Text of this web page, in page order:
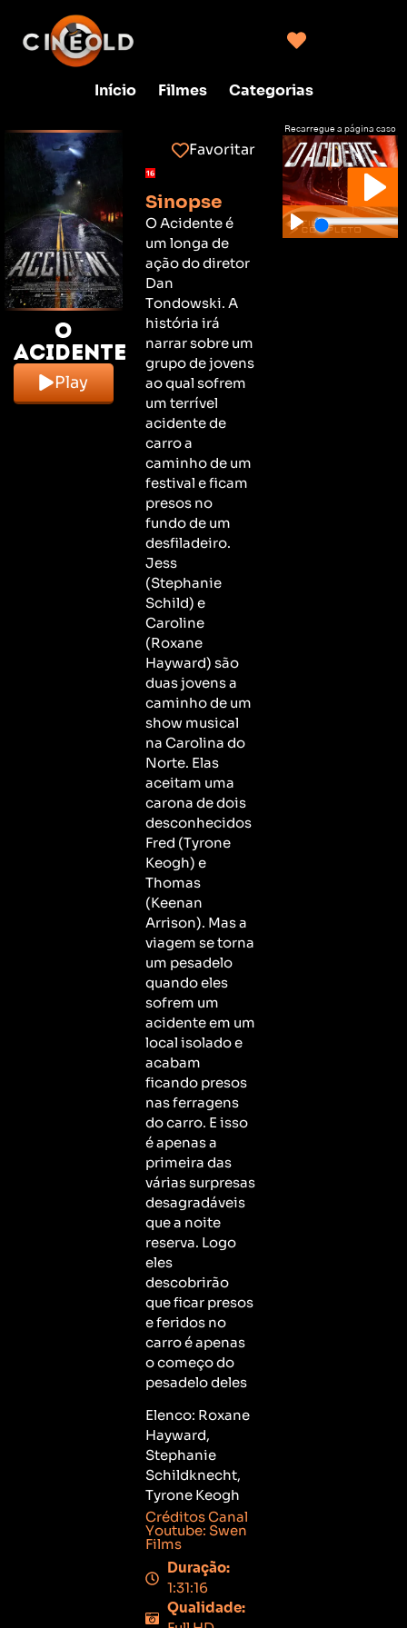
Início Filmes Categorias
O
Acidente
Play
Favoritar
Sinopse
O Acidente é
um longa de
ação do diretor
Dan
Tondowski. A
história irá
narrar sobre um
grupo de jovens
ao qual sofrem
um terrível
acidente de
carro a
caminho de um
festival e ficam
presos no
fundo de um
desfiladeiro.
Jess
(Stephanie
Schild) e
Caroline
(Roxane
Hayward) são
duas jovens a
caminho de um
show musical
na Carolina do
Norte. Elas
aceitam uma
carona de dois
desconhecidos
Fred (Tyrone
Keogh) e
Thomas
(Keenan
Arrison). Mas a
viagem se torna
um pesadelo
quando eles
sofrem um
acidente em um
local isolado e
acabam
ficando presos
nas ferragens
do carro. E isso
é apenas a
primeira das
várias surpresas
desagradáveis
que a noite
reserva. Logo
eles
descobrirão
que ficar presos
e feridos no
carro é apenas
o começo do
pesadelo deles
Elenco: Roxane
Hayward,
Stephanie
Schildknecht,
Tyrone Keogh
Créditos Canal
Youtube: Swen
Films
Duração:
1:31:16
Qualidade:
Recarregue a página caso
não consiga clicar no play